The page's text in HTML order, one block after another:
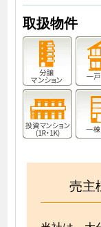
取扱物件
売主